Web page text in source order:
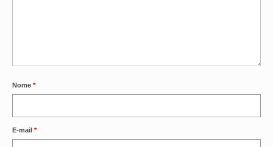
Nome *
E-mail *